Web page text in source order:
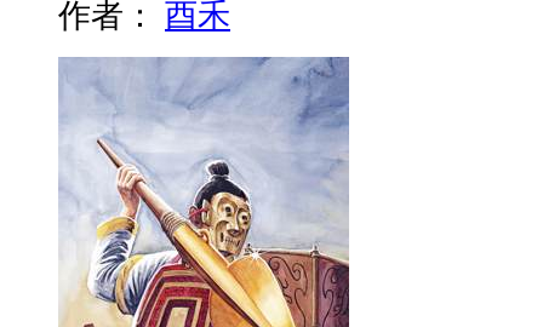
作者： 酉禾